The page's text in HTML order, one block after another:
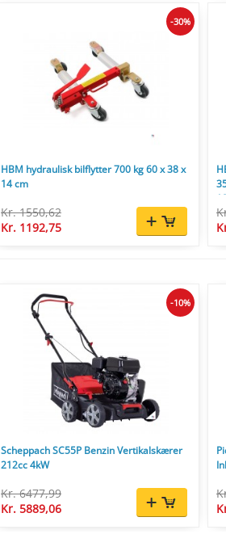
HBM hydraulisk bilflytter 700 kg 60 x 38 x
14 cm
Kr. 1550,62
Kr. 1192,75
-30%
Scheppach SC55P Benzin Vertikalskærer
212cc 4kW
Kr. 6477,99
Kr. 5889,06
-10%